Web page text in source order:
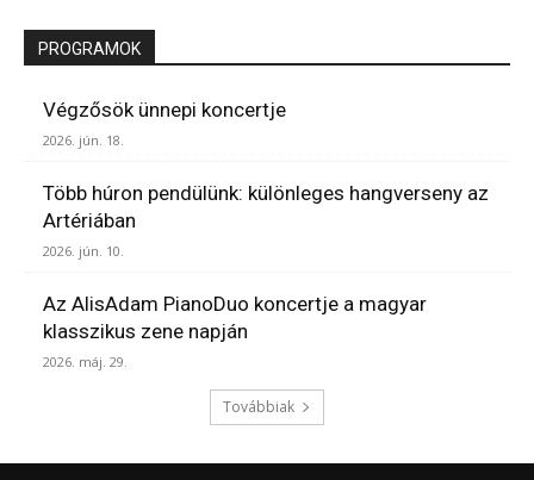
PROGRAMOK
Végzősök ünnepi koncertje
2026. jún. 18.
Több húron pendülünk: különleges hangverseny az
Artériában
2026. jún. 10.
Az AlisAdam PianoDuo koncertje a magyar
klasszikus zene napján
2026. máj. 29.
Továbbiak